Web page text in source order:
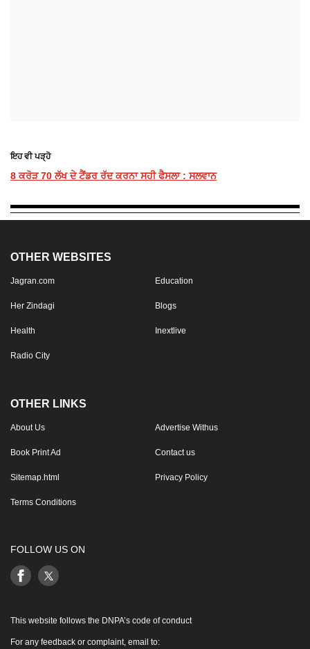
ਇਹ ਵੀ ਪੜ੍ਹੋ
8 ਕਰੋੜ 70 ਲੱਖ ਦੇ ਟੈਂਡਰ ਰੱਦ ਕਰਨਾ ਸਹੀ ਫੈਸਲਾ : ਸਲਵਾਨ
OTHER WEBSITES
Jagran.com Education
Her Zindagi Blogs
Health Inextlive
Radio City
OTHER LINKS
About Us Advertise Withus
Book Print Ad Contact us
Sitemap.html Privacy Policy
Terms Conditions
FOLLOW US ON
This website follows the DNPA’s code of conduct
For any feedback or complaint, email to: